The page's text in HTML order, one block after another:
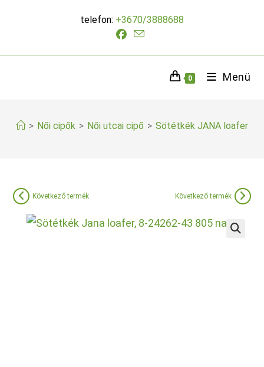
telefon: +3670/3888688
0 Menü
> Női cipők > Női utcai cipő > Sötétkék JANA loafer
Következő termék Következő termék